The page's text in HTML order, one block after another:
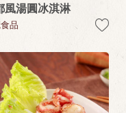
風湯圓冰淇淋
品